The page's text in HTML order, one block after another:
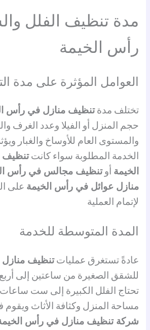
مدة تنظيف الفلل
رأس الخيمة
العوامل المؤثرة على مدة
تختلف مدةتنظيف منازل في رأس
حجم المنزل أو الفيلا وعدد الغرف
والمستوى العام للأوساخ والغبار
الخدمة المطلوبة سواء كانت
الخيمة أوتنظيف مجالس في رأس
منازل عوائل في رأس الخيمة على
لإتمام العملية
المدة المتوسطة للخدمة
عادةً تستغرق عملياتتنظيف
للشقق الصغيرة من ساعتين إلى
تحتاج الفلل الكبيرة إلى ست
مساحة المنزل وكثافة الأثاث ويقوم
شركة تنظيف منازل في رأس